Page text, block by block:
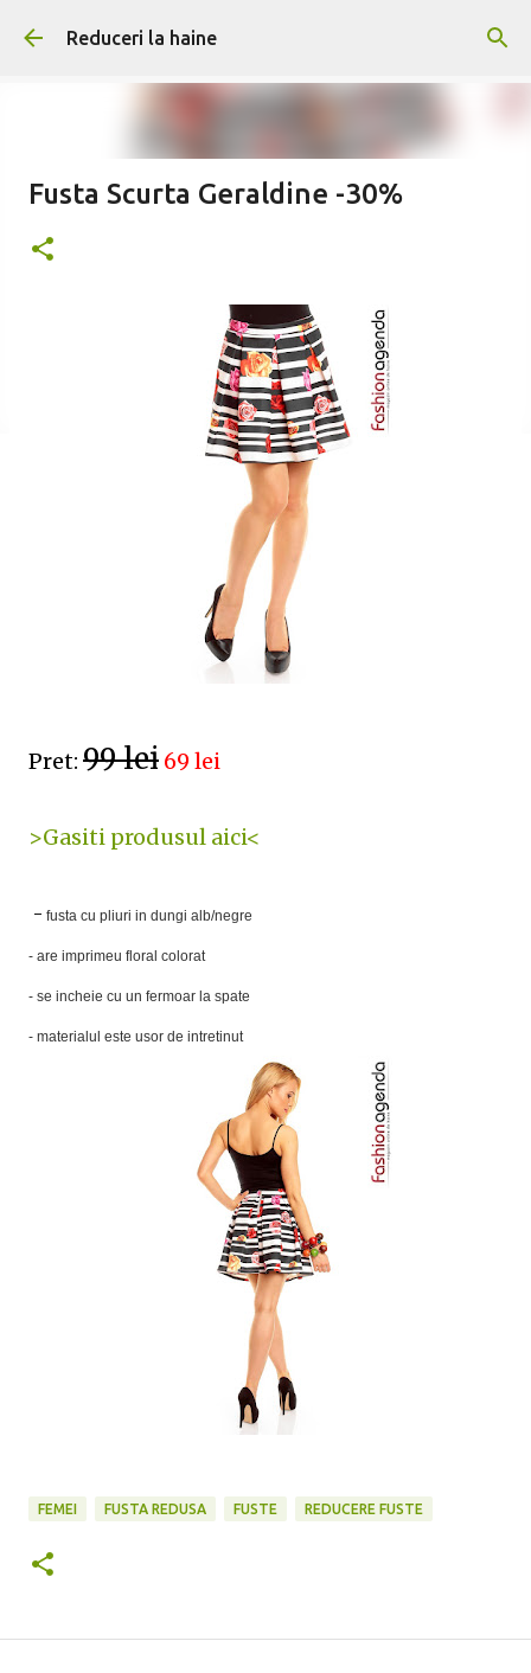
Treceți la conținutul principal
Reduceri la haine
Fusta Scurta Geraldine -30%
Pret: 99 lei 69 lei
>Gasiti produsul aici<
- fusta cu pliuri in dungi alb/negre
- are imprimeu floral colorat
- se incheie cu un fermoar la spate
- materialul este usor de intretinut
FEMEI FUSTA REDUSA FUSTE REDUCERE FUSTE